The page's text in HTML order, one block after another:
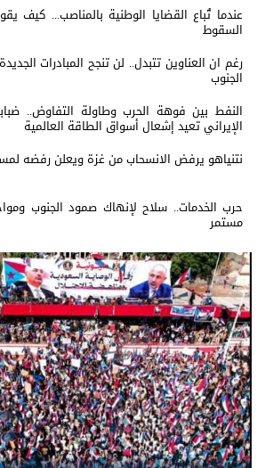
عندما تُباع القضايا الوطنية بالمناصب... كيف
السقوط
رغم ان العناوين تتبدل.. لن تنجح المبادرات
الجنوب
النفط بين فوهة الحرب وطاولة التفاوض..
الإيراني تعيد إشعال أسواق الطاقة العالمية
نتنياهو يرفض الانسحاب من غزة ويعلن رفضه
حرب الخدمات.. سلاح لإنهاك صمود الجنوب
مستمر